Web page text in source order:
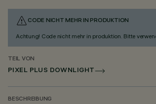
CODE NICHT MEHR IN PRODUKTION
Achtung! Code nicht mehr in produktion. Bitte
TEIL VON
PIXEL PLUS DOWNLIGHT
BESCHREIBUNG